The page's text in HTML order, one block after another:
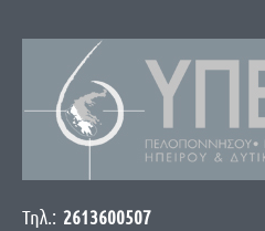
Τηλ.: 2613600507